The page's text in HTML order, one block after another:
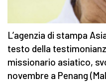
L’agenzia di stampa
testo della
missionario asiatico,
novembre a Penang